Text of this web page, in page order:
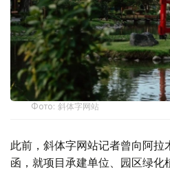
Фото: 斜体字网站
此前，斜体字网站记者曾向阿拉
函，就项目承建单位、园区绿化